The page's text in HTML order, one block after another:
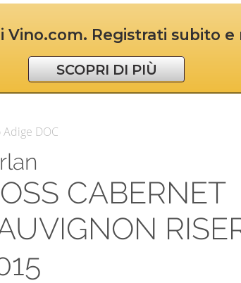
Registrati subito
SCOPRI DI PIÙ
DOC
CABERNET